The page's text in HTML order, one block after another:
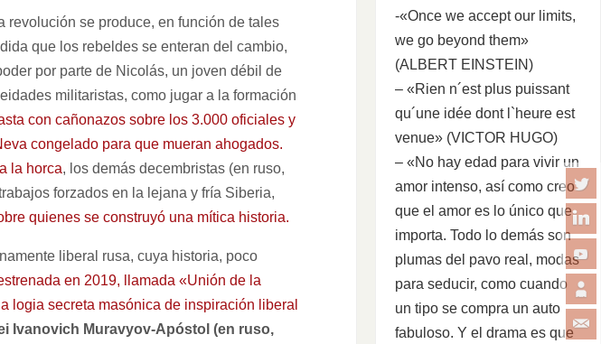
revolución se produce, en función de tales
que los rebeldes se enteran del cambio,
por parte de Nicolás, un joven débil de
militaristas, como jugar a la formación
con cañonazos sobre los 3.000 oficiales y
congelado para que mueran ahogados.
la horca, los demás decembristas (en ruso,
forzados en la lejana y fría Siberia,
quienes se construyó una mítica historia.
liberal rusa, cuya historia, poco
en 2019, llamada «Unión de la
la logia secreta masónica de inspiración liberal
Ivanovich Muravyov-Apóstol (en ruso,
-«Once we accept our limits,
we go beyond them»
(ALBERT EINSTEIN)
– «Rien n´est plus puissant
qu´une idée dont l`heure est
venue» (VICTOR HUGO)
– «No hay edad para vivir un
amor intenso, así como creo
que el amor es lo único que
importa. Todo lo demás son
plumas del pavo real, modas
para seducir, como cuando
un tipo se compra un auto
fabuloso. Y el drama es que